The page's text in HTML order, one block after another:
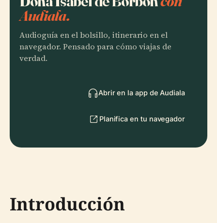
Audiala.
Audioguía en el bolsillo, itinerario en el
navegador. Pensado para cómo viajas de
verdad.
Abrir en la app de Audiala
Planifica en tu navegador
Introducción